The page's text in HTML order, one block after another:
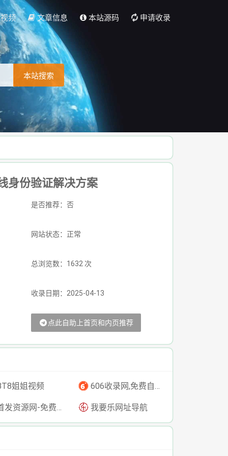
频 文章信息 本站源码 申请收录
本站搜索
身份验证解决方案
是否推荐：否
网站状态：正常
总浏览数：1632 次
收录日期：2025-04-13
点此自助上首页和内页推荐
姐姐视频 606收录网,免费自动秒收录网址,提供自动收录,网站导航大全源码,自动链,友情链接交换。
源网-免费资源下载-最新php源码下载-热门资源下载 我要乐网址导航